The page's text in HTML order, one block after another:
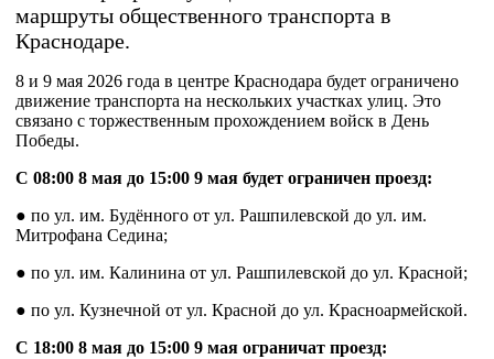
маршруты общественного транспорта в
Краснодаре.
8 и 9 мая 2026 года в центре Краснодара будет ограничено
движение транспорта на нескольких участках улиц. Это
связано с торжественным прохождением войск в День
Победы.
С 08:00 8 мая до 15:00 9 мая будет ограничен проезд:
● по ул. им. Будённого от ул. Рашпилевской до ул. им.
Митрофана Седина;
● по ул. им. Калинина от ул. Рашпилевской до ул. Красной;
● по ул. Кузнечной от ул. Красной до ул. Красноармейской.
С 18:00 8 мая до 15:00 9 мая ограничат проезд: